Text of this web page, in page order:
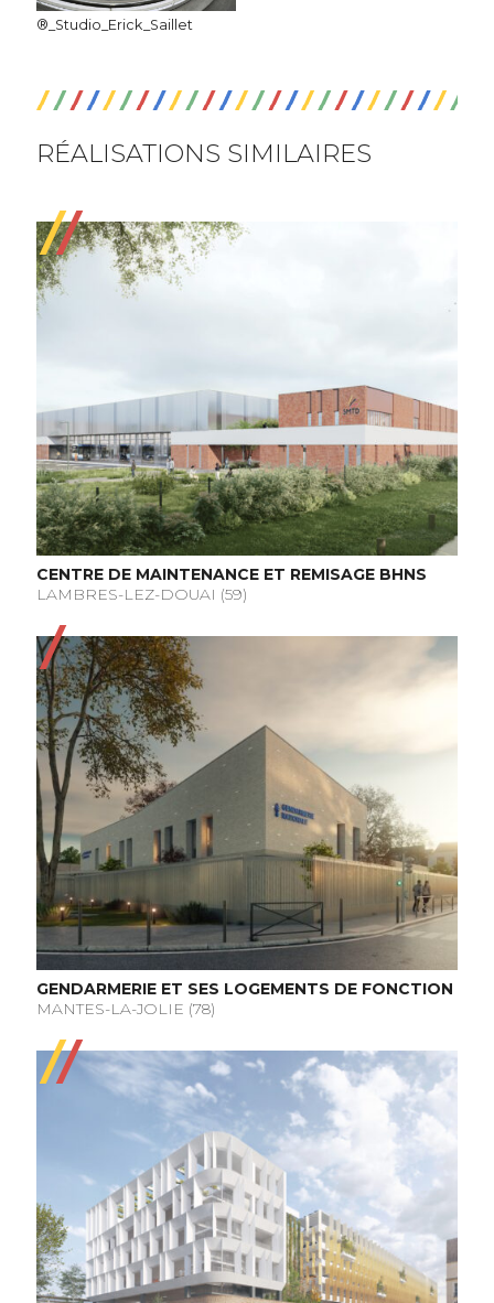
®_Studio_Erick_Saillet
RÉALISATIONS SIMILAIRES
CENTRE DE MAINTENANCE ET REMISAGE BHNS
LAMBRES-LEZ-DOUAI (59)
GENDARMERIE ET SES LOGEMENTS DE FONCTION
MANTES-LA-JOLIE (78)